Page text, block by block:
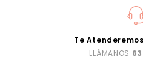
Te
LLÁMANOS